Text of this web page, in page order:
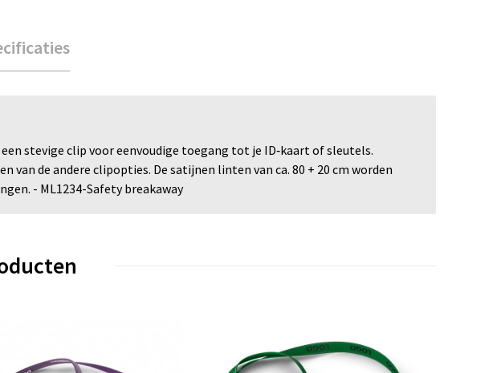
stevige clip voor eenvoudige toegang tot je ID‑kaart of sleutels.
de andere clipopties. De satijnen linten van ca. 80 + 20 cm worden
- ML1234-Safety breakaway